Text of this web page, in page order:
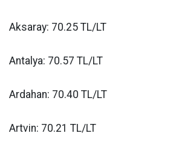
Aksaray: 70.25 TL/LT
Antalya: 70.57 TL/LT
Ardahan: 70.40 TL/LT
Artvin: 70.21 TL/LT